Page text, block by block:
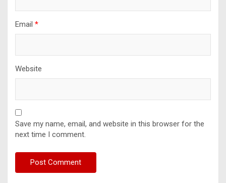
Email *
Website
Save my name, email, and website in this browser for the
next time I comment.